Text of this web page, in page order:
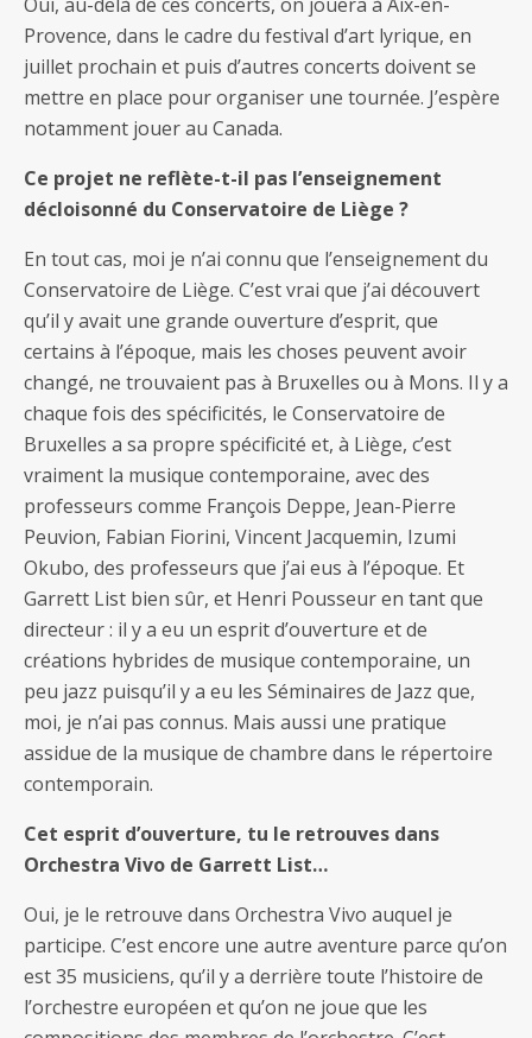
Oui, au-delà de ces concerts, on jouera à Aix-en-
Provence, dans le cadre du festival d’art lyrique, en
juillet prochain et puis d’autres concerts doivent se
mettre en place pour organiser une tournée. J’espère
notamment jouer au Canada.
Ce projet ne reflète-t-il pas l’enseignement
décloisonné du Conservatoire de Liège ?
En tout cas, moi je n’ai connu que l’enseignement du
Conservatoire de Liège. C’est vrai que j’ai découvert
qu’il y avait une grande ouverture d’esprit, que
certains à l’époque, mais les choses peuvent avoir
changé, ne trouvaient pas à Bruxelles ou à Mons. Il y a
chaque fois des spécificités, le Conservatoire de
Bruxelles a sa propre spécificité et, à Liège, c’est
vraiment la musique contemporaine, avec des
professeurs comme François Deppe, Jean-Pierre
Peuvion, Fabian Fiorini, Vincent Jacquemin, Izumi
Okubo, des professeurs que j’ai eus à l’époque. Et
Garrett List bien sûr, et Henri Pousseur en tant que
directeur : il y a eu un esprit d’ouverture et de
créations hybrides de musique contemporaine, un
peu jazz puisqu’il y a eu les Séminaires de Jazz que,
moi, je n’ai pas connus. Mais aussi une pratique
assidue de la musique de chambre dans le répertoire
contemporain.
Cet esprit d’ouverture, tu le retrouves dans
Orchestra Vivo de Garrett List…
Oui, je le retrouve dans Orchestra Vivo auquel je
participe. C’est encore une autre aventure parce qu’on
est 35 musiciens, qu’il y a derrière toute l’histoire de
l’orchestre européen et qu’on ne joue que les